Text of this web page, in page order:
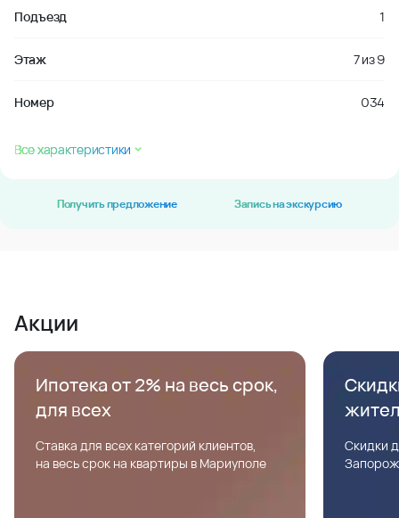
Подъезд 1
Этаж 7из9
Номер 034
Все характеристики
Получить предложение Запись на экскурсию
Акции
Ипотека от 2% на весь срок,
для всех
Ставка для всех категорий клиентов,
на весь срок на квартиры в Мариуполе
Скидки